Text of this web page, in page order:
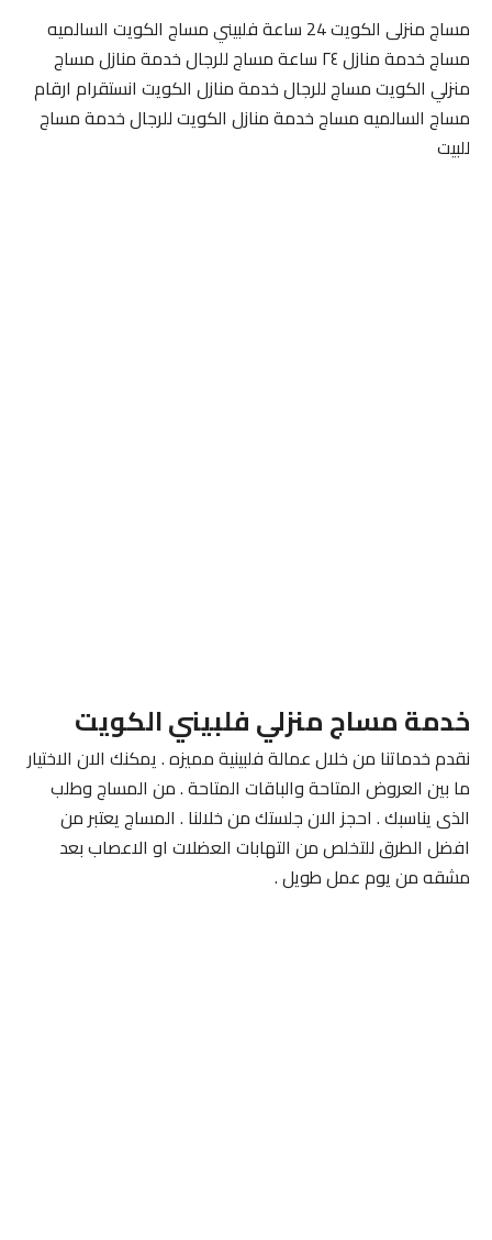
مساج منزلى الكويت 24 ساعة فلبيني مساج الكويت السالميه
مساج خدمة منازل ٢٤ ساعة مساج للرجال خدمة منازل مساج
منزلي الكويت مساج للرجال خدمة منازل الكويت انستقرام ارقام
مساج السالميه مساج خدمة منازل الكويت للرجال خدمة مساج
للبيت
خدمة مساج منزلي فلبيني الكويت
نقدم خدماتنا من خلال عمالة فلبينية مميزه . يمكنك الان الاختيار
ما بين العروض المتاحة والباقات المتاحة . من المساج وطلب
الذى يناسبك . احجز الان جلستك من خلالنا . المساج يعتبر من
افضل الطرق للتخلص من التهابات العضلات او الاعصاب بعد
مشقه من يوم عمل طويل .